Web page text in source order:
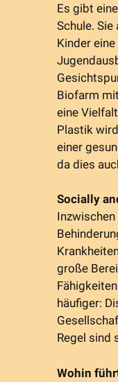
Es gibt
Schule.
Kinder
Biofarm
eine
Plastik
einer
da dies
Socially
große
häufiger:
Regel sind
Wohin